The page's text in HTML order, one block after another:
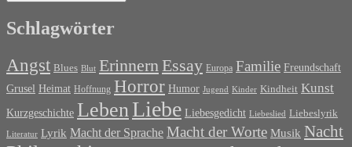
Schlagwörter
Angst Blues Blut Erinnern Essay Europa Familie Freundschaft
Grusel Heimat Hoffnung Horror Humor Jugend Kinder Kindheit Kunst
Kurzgeschichte Leben Liebe Liebesgedicht Liebeslied Liebeslyrik
Literatur Lyrik Macht der Sprache Macht der Worte Musik Nacht